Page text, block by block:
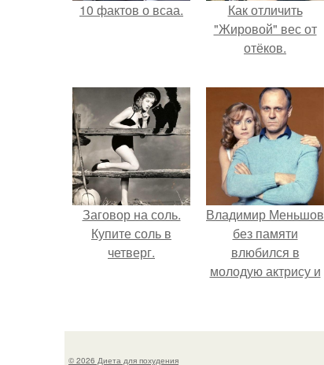
10 фактов о всаа.
Как отличить
"Жировой" вес от
отёков.
Заговор на соль.
Купите соль в
четверг.
Владимир Меньшов
без памяти
влюбился в
молодую актрису и
неё.
© 2026 Диета для похудения